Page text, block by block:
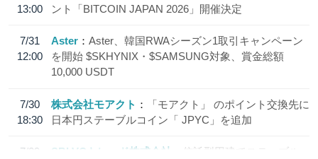
13:00
ント「BITCOIN JAPAN 2026」開催決定
7/31
12:00
Aster
Aster、韓国RWAシーズン1取引キャンペーン
を開始 $SKHYNIX・$SAMSUNG対象、賞金総額
10,000 USDT
7/30
18:30
株式会社モアクト
「モアクト」 のポイント交換先に
日本円ステーブルコイン「 JPYC」を追加
7/29
SBI VCトレード株式会社
信託型円建てステーブル